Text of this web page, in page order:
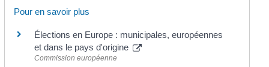
Pour en savoir plus
Élections en Europe : municipales, européennes
et dans le pays d'origine
Commission européenne